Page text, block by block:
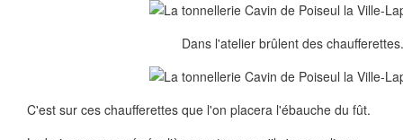
Dans l'atelier brûlent des
C'est sur ces chaufferettes que l'on placera l'ébauche du fût.